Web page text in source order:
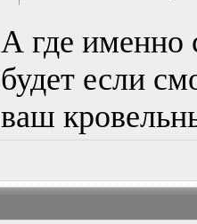
А где именно
будет если
ваш